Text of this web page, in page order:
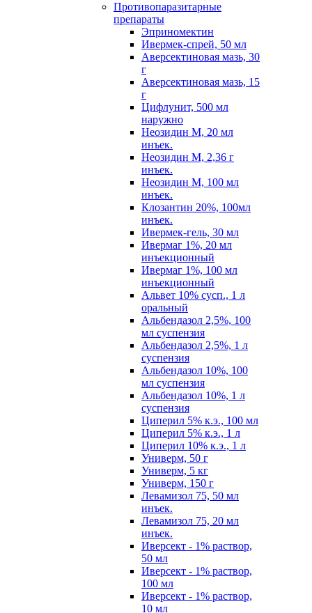
Противопаразитарные
препараты
Эприномектин
Ивермек-спрей, 50 мл
Аверсектиновая мазь, 30
г
Аверсектиновая мазь, 15
г
Цифлунит, 500 мл
наружно
Неозидин М, 20 мл
инъек.
Неозидин М, 2,36 г
инъек.
Неозидин М, 100 мл
инъек.
Клозантин 20%, 100мл
инъек.
Ивермек-гель, 30 мл
Ивермаг 1%, 20 мл
инъекционный
Ивермаг 1%, 100 мл
инъекционный
Альвет 10% сусп., 1 л
оральный
Альбендазол 2,5%, 100
мл суспензия
Альбендазол 2,5%, 1 л
суспензия
Альбендазол 10%, 100
мл суспензия
Альбендазол 10%, 1 л
суспензия
Циперил 5% к.э., 100 мл
Циперил 5% к.э., 1 л
Циперил 10% к.э., 1 л
Универм, 50 г
Универм, 5 кг
Универм, 150 г
Левамизол 75, 50 мл
инъек.
Левамизол 75, 20 мл
инъек.
Иверсект - 1% раствор,
50 мл
Иверсект - 1% раствор,
100 мл
Иверсект - 1% раствор,
10 мл